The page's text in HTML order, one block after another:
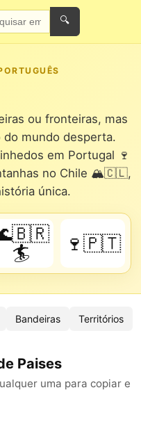
🔍
ou fronteiras, mas
do mundo desperta.
em Portugal 🍷
no Chile 🏔️🇨🇱,
única.
🏄
🍷🇵🇹
Bandeiras Territórios
Paises
uma para copiar e